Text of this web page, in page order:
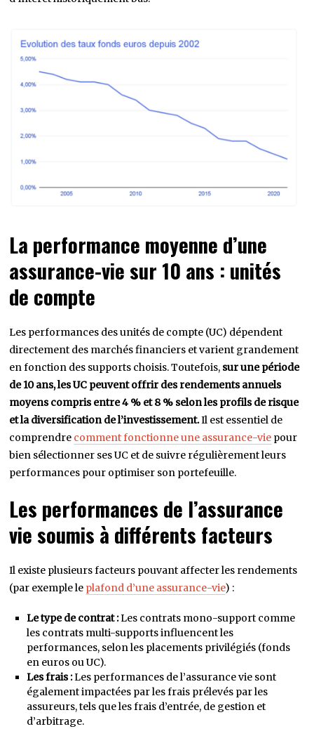
La performance moyenne d’une
assurance-vie sur 10 ans : unités
de compte
Les performances des unités de compte (UC) dépendent
directement des marchés financiers et varient grandement
en fonction des supports choisis. Toutefois, sur une période
de 10 ans, les UC peuvent offrir des rendements annuels
moyens compris entre 4 % et 8 % selon les profils de risque
et la diversification de l’investissement.Il est essentiel de
comprendre comment fonctionne une assurance-vie pour
bien sélectionner ses UC et de suivre régulièrement leurs
performances pour optimiser son portefeuille.
Les performances de l’assurance
vie soumis à différents facteurs
Il existe plusieurs facteurs pouvant affecter les rendements
(par exemple le plafond d’une assurance-vie) :
Le type de contrat :Les contrats mono-support comme
les contrats multi-supports influencent les
performances, selon les placements privilégiés (fonds
en euros ou UC).
Les frais :Les performances de l’assurance vie sont
également impactées par les frais prélevés par les
assureurs, tels que les frais d’entrée, de gestion et
d’arbitrage.